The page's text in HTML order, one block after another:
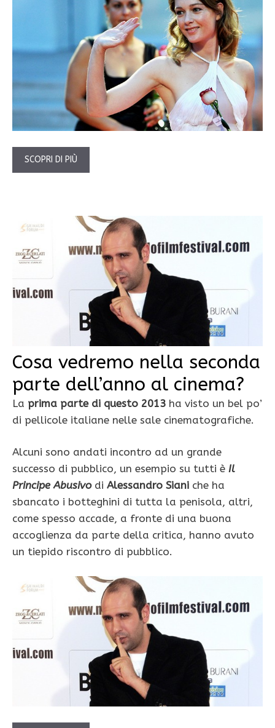
SCOPRI DI PIÙ
Cosa vedremo nella seconda
parte dell’anno al cinema?
La prima parte di questo 2013 ha visto un bel po’
di pellicole italiane nelle sale cinematografiche.
Alcuni sono andati incontro ad un grande
successo di pubblico, un esempio su tutti è Il
Principe Abusivodi Alessandro Siani che ha
sbancato i botteghini di tutta la penisola, altri,
come spesso accade, a fronte di una buona
accoglienza da parte della critica, hanno avuto
un tiepido riscontro di pubblico.